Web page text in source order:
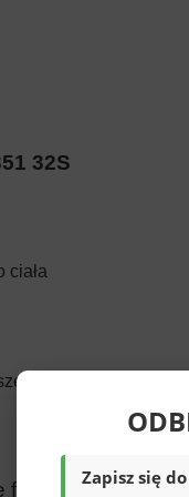
32S
ciała
rzeczy
fioletowym
Zapisz się